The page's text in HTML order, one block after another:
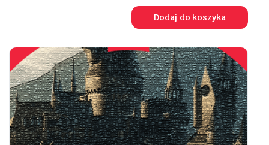
Dodaj do koszyka